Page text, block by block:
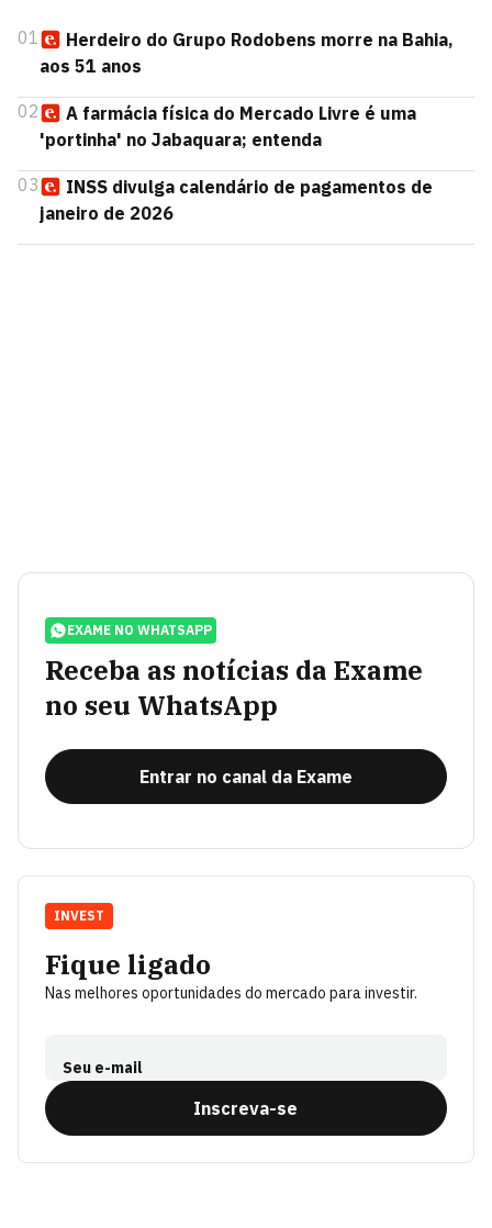
01
Herdeiro do Grupo Rodobens morre na Bahia,
aos 51 anos
02
A farmácia física do Mercado Livre é uma
'portinha' no Jabaquara; entenda
03
INSS divulga calendário de pagamentos de
janeiro de 2026
EXAME NO WHATSAPP
Receba as notícias da Exame
no seu WhatsApp
Entrar no canal da Exame
Fique ligado
Nas melhores oportunidades do mercado para investir.
Seu e-mail
Inscreva-se
INVEST